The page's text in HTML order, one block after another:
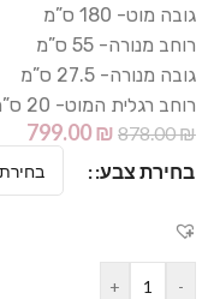
גובה מוט- 180 ס”מ
רוחב מנורה- 55 ס”מ
גובה מנורה- 27.5 ס”מ
רוחב רגלית המוט- 20 ס”מ
878.00₪
799.00₪
בחירת צבע:
-
+